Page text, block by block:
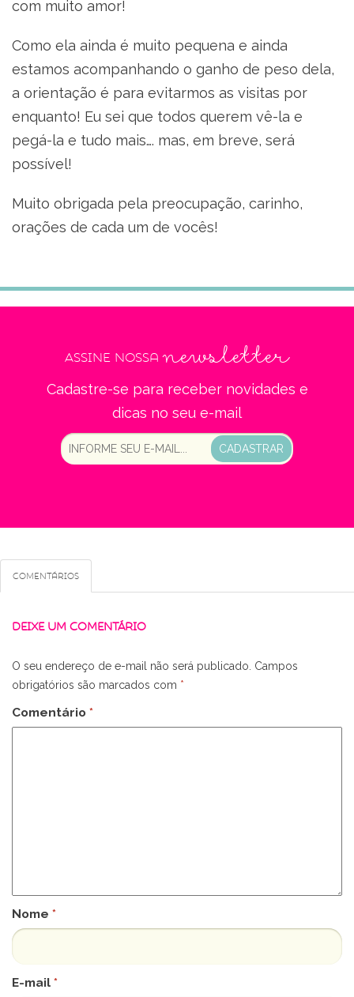
com muito amor!
Como ela ainda é muito pequena e ainda
estamos acompanhando o ganho de peso dela,
a orientação é para evitarmos as visitas por
enquanto! Eu sei que todos querem vê-la e
pegá-la e tudo mais…. mas, em breve, será
possível!
Muito obrigada pela preocupação, carinho,
orações de cada um de vocês!
Assine nossanewsletter
Cadastre-se para receber novidades e
dicas no seu e-mail
CADASTRAR
Comentários
DEIXE UM COMENTÁRIO
O seu endereço de e-mail não será publicado. Campos
obrigatórios são marcados com *
Comentário *
Nome *
E-mail *